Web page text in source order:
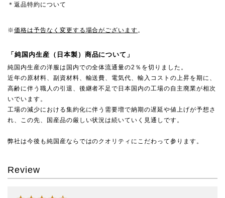
＊返品特約について
※価格は予告なく変更する場合がございます。
「純国内生産（日本製）商品について」
純国内生産の洋服は国内での全体流通量の2％を切りました。
近年の原材料、副資材料、輸送費、電気代、輸入コストの上昇を期に、
高齢に伴う職人の引退、後継者不足で日本国内の工場の自主廃業が相次
いでいます。
工場の減少における集約化に伴う需要増で納期の遅延や値上げが予想さ
れ、この先、国産品の厳しい状況は続いていく見通しです。
弊社は今後も純国産ならではのクオリティにこだわって参ります。
Review